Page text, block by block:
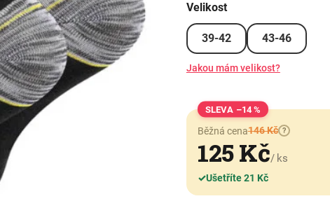
Velikost
39-42 43-46
Jakou mám velikost?
–14 %
Běžná cena146 Kč ?
125 Kč/ ks
✓Ušetříte 21 Kč